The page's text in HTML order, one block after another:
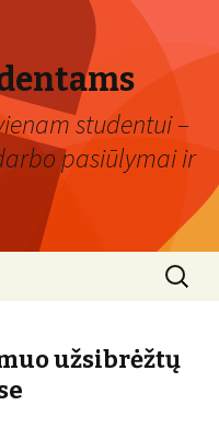
studentui –
pasiūlymai ir
Ieškoti:
užsibrėžtų